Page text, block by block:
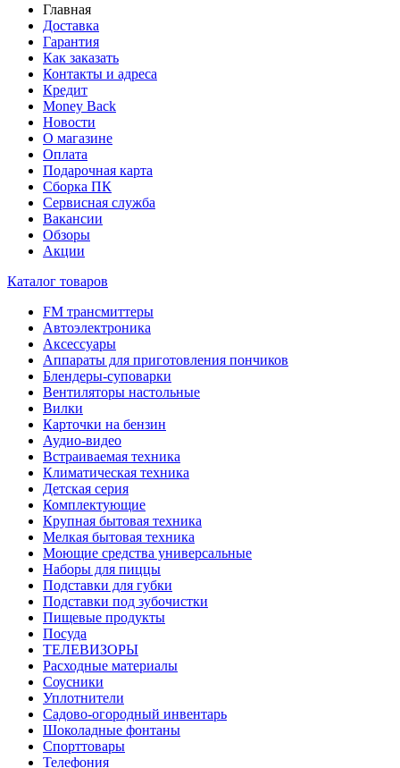
Главная
Доставка
Гарантия
Как заказать
Контакты и адреса
Кредит
Money Back
Новости
О магазине
Оплата
Подарочная карта
Сборка ПК
Сервисная служба
Вакансии
Обзоры
Акции
Каталог товаров
FM трансмиттеры
Автоэлектроника
Аксессуары
Аппараты для приготовления пончиков
Блендеры-суповарки
Вентиляторы настольные
Вилки
Карточки на бензин
Аудио-видео
Встраиваемая техника
Климатическая техника
Детская серия
Комплектующие
Крупная бытовая техника
Мелкая бытовая техника
Моющие средства универсальные
Наборы для пиццы
Подставки для губки
Подставки под зубочистки
Пищевые продукты
Посуда
ТЕЛЕВИЗОРЫ
Расходные материалы
Соусники
Уплотнители
Садово-огородный инвентарь
Шоколадные фонтаны
Спорттовары
Телефония